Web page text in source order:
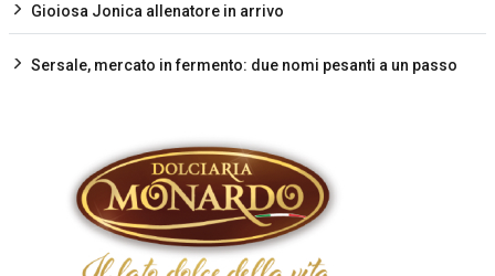
Gioiosa Jonica allenatore in arrivo
Sersale, mercato in fermento: due nomi pesanti a un passo